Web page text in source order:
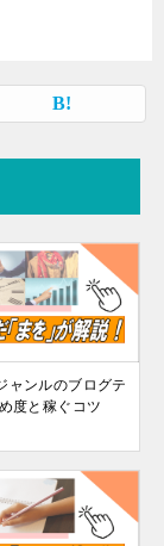
ャンルのブログテ
度と稼ぐコツ